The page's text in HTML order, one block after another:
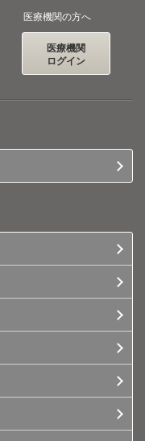
医療機関の方へ
医療機関
ログイン